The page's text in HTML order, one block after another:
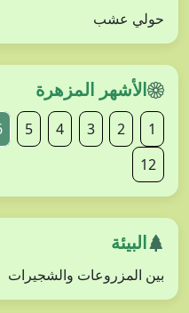
حولي عشب
الأشهر المزهرة
1
2
3
4
5
12
البيئة
بين المزروعات والشجيرات